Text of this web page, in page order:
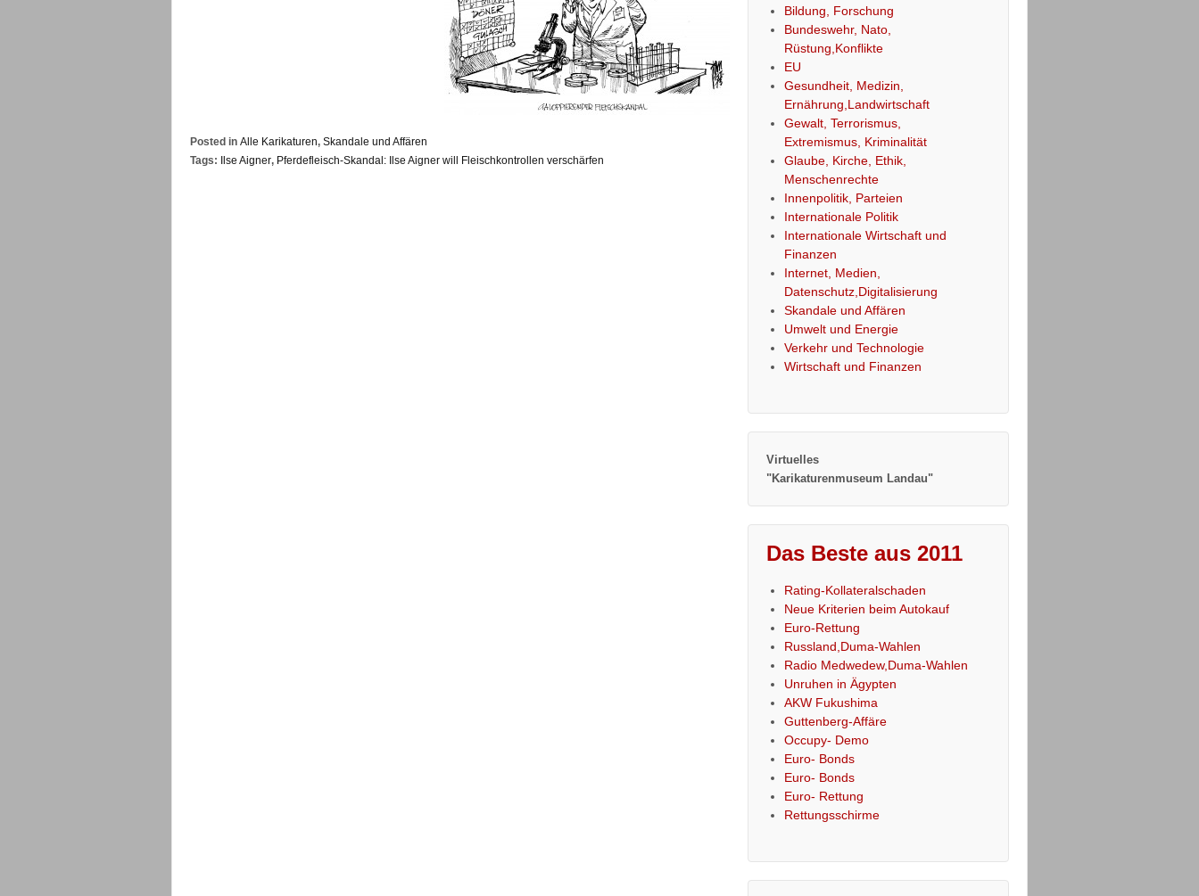
Posted in Alle Karikaturen, Skandale und Affären
Tags:
Ilse Aigner, Pferdefleisch-Skandal: Ilse Aigner will Fleischkontrollen verschärfen
Bildung, Forschung
Bundeswehr, Nato,
Rüstung,Konflikte
EU
Gesundheit, Medizin,
Ernährung,Landwirtschaft
Gewalt, Terrorismus,
Extremismus, Kriminalität
Glaube, Kirche, Ethik,
Menschenrechte
Innenpolitik, Parteien
Internationale Politik
Internationale Wirtschaft und
Finanzen
Internet, Medien,
Datenschutz,Digitalisierung
Skandale und Affären
Umwelt und Energie
Verkehr und Technologie
Wirtschaft und Finanzen
Virtuelles
"Karikaturenmuseum Landau"
Das Beste aus 2011
Rating-Kollateralschaden
Neue Kriterien beim Autokauf
Euro-Rettung
Russland,Duma-Wahlen
Radio Medwedew,Duma-Wahlen
Unruhen in Ägypten
AKW Fukushima
Guttenberg-Affäre
Occupy- Demo
Euro- Bonds
Euro- Bonds
Euro- Rettung
Rettungsschirme